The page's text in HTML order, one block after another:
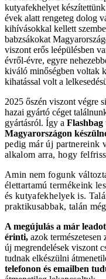
kutyafekhelyet
évek alatt rengeteg dolog
kihívásokkal kellett
babzsákokat
viszont erős leépülésben
évről-évre, egyre
kiváló minőségben voltak
kihatással volt a
2025 őszén viszont végre
hazai gyártó céget
gyártásról. Így a
Magyarországon
pedig már új partnereink
alkalom arra, hogy
Amin nem fogunk
élettartamú termékeink
és kutyafekhelyek is.
praktikusabbak, talán
A megújulás a már
érinti, azok
új megrendelések viszont
tudnak elkészülni
telefonon és emailben